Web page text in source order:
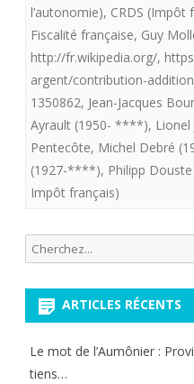
l’autonomie), CRDS (Impôt
Fiscalité française, Guy
http://fr.wikipedia.org/,
argent/contribution-
1350862, Jean-Jacques
Ayrault (1950- ****),
Pentecôte, Michel Debré
(1927-****), Philipp
Impôt français)
Recherche
pour:
ARTICLES RÉCENTS
Le mot de l’Aumônier :
tiens…